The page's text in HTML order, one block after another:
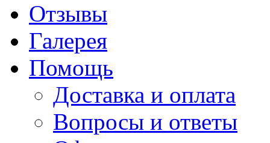
Отзывы
Галерея
Помощь
Доставка и оплата
Вопросы и ответы